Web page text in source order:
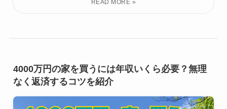
4000万円の家を買うには年収いくら必要？無理
なく返済するコツを紹介